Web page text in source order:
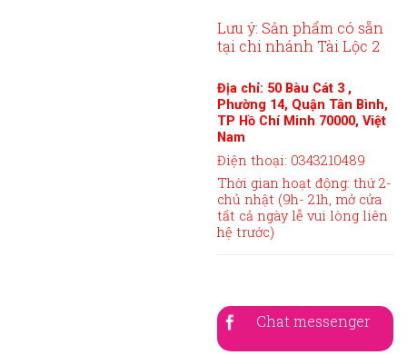
Lưu ý: Sản phẩm có sẵn
tại chi nhánh Tài Lộc 2
Địa chỉ: 50 Bàu Cát 3 ,
Phường 14, Quận Tân Bình,
TP Hồ Chí Minh 70000, Việt
Nam
Điện thoại: 0343210489
Thời gian hoạt động: thứ 2-
chủ nhật (9h- 21h, mở cửa
tất cả ngày lễ vui lòng liên
hệ trước)
Chat messenger